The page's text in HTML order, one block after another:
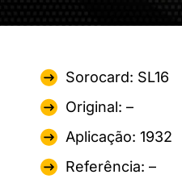
Sorocard: SL16
Original: –
Aplicação: 1932
Referência: –